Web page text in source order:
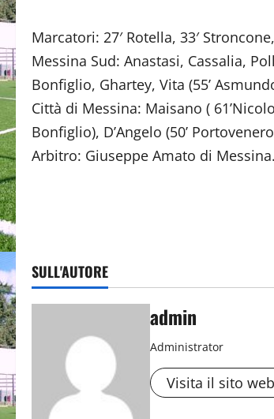
Marcatori: 27′ Rotella, 33′
Messina Sud: Anastasi, Cassalia,
Bonfiglio, Ghartey, Vita (55’
Città di Messina: Maisano (
Bonfiglio), D’Angelo (50’
Arbitro: Giuseppe Amato di Messina.
SULL'AUTORE
admin
Administrator
Visita il sito web